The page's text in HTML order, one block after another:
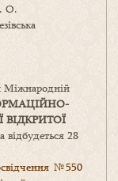
О.
Міжнародній
відбудеться 28
№550